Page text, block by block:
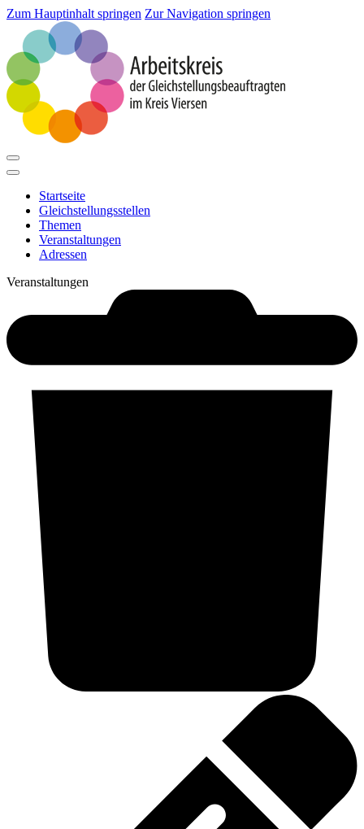
Zum Hauptinhalt springen Zur Navigation springen
Startseite
Gleichstellungsstellen
Themen
Veranstaltungen
Adressen
Veranstaltungen